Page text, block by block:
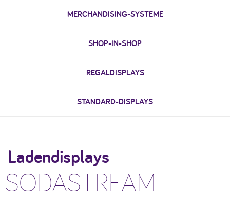
MERCHANDISING-SYSTEME
SHOP-IN-SHOP
REGALDISPLAYS
STANDARD-DISPLAYS
Ladendisplays
SODASTREAM